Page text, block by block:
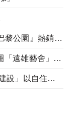
三重左岸1563坪指標大案『新濠漾III巴黎公園』熱銷開工
跟著麥當勞投資金店舖，福星北路商圈「遠雄藝舍」金店炙手可熱
做住戶一輩子靠山 桃績優品牌「展志建設」以自住心蓋房